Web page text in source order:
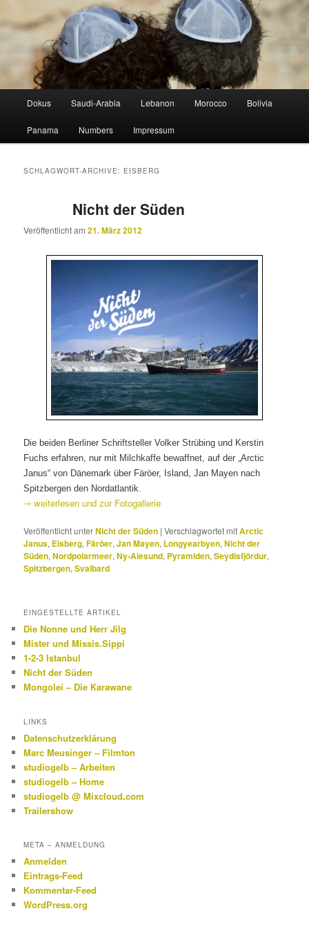
Inhalt
wechseln
sekundären
wechselnSTUDIOGELB
lost in horizontal altitude sickness
Dokus Saudi-Arabia Lebanon Morocco Bolivia
Panama Numbers Impressum
SCHLAGWORT-ARCHIVE: EISBERG
Nicht der Süden
Veröffentlicht am21. März 2012
Die beiden Berliner Schriftsteller Volker Strübing und Kerstin
Fuchs erfahren, nur mit Milchkaffe bewaffnet, auf der „Arctic
Janus“ von Dänemark über Färöer, Island, Jan Mayen nach
Spitzbergen den Nordatlantik.
⇾ weiterlesen und zur Fotogallerie
Veröffentlicht unterNicht der Süden |Verschlagwortet mitArctic
Janus, Eisberg,Färöer,Jan Mayen, Longyearbyen,Nicht der
Süden,Nordpolarmeer,Ny-Alesund, Pyramiden,Seydisfjördur,
Spitzbergen,Svalbard
EINGESTELLTE ARTIKEL
Die Nonne und Herr Jilg
Mister und Missis.Sippi
1-2-3 Istanbul
Nicht der Süden
Mongolei – Die Karawane
LINKS
Datenschutzerklärung
Marc Meusinger – Filmton
studiogelb – Arbeiten
studiogelb – Home
studiogelb @ Mixcloud.com
Trailershow
META – ANMELDUNG
Anmelden
Eintrags-Feed
Kommentar-Feed
WordPress.org